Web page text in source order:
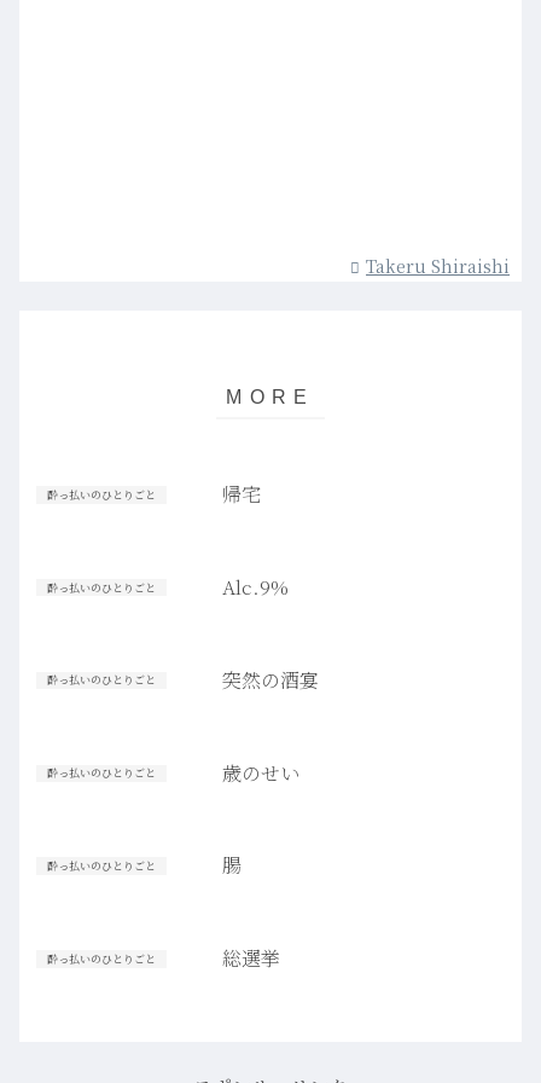
Takeru Shiraishi
酔っ払いのひとりごと 帰宅
酔っ払いのひとりごと Alc.9%
酔っ払いのひとりごと 突然の酒宴
酔っ払いのひとりごと 歳のせい
酔っ払いのひとりごと 腸
酔っ払いのひとりごと 総選挙